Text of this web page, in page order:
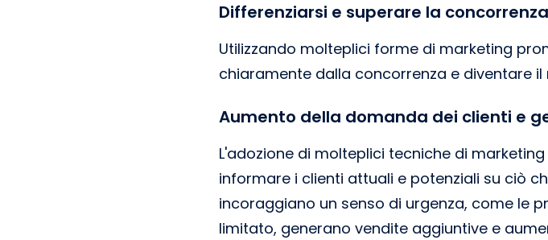
Differenziarsi e superare la concorrenza
Utilizzando molteplici forme di marketing
chiaramente dalla concorrenza e diventare
Aumento della domanda dei clienti e
L'adozione di molteplici tecniche di
informare i clienti attuali e potenziali su ciò
incoraggiano un senso di urgenza, come le
limitato, generano vendite aggiuntive e